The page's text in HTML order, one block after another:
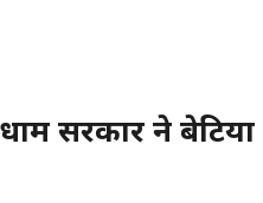
सरकार ने बेटियों